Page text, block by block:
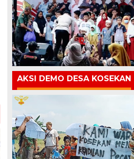
AKSI DEMO DESA KOSEKAN